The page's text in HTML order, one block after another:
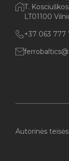
T.
LT01100
+37 063 777
Autorinės